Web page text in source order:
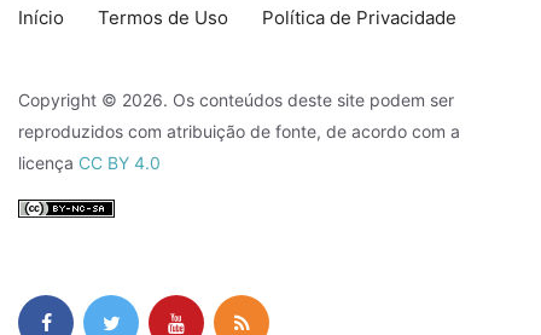
Início Termos de Uso Política de Privacidade
Copyright © 2026. Os conteúdos deste site podem ser
reproduzidos com atribuição de fonte, de acordo com a
licença CC BY 4.0